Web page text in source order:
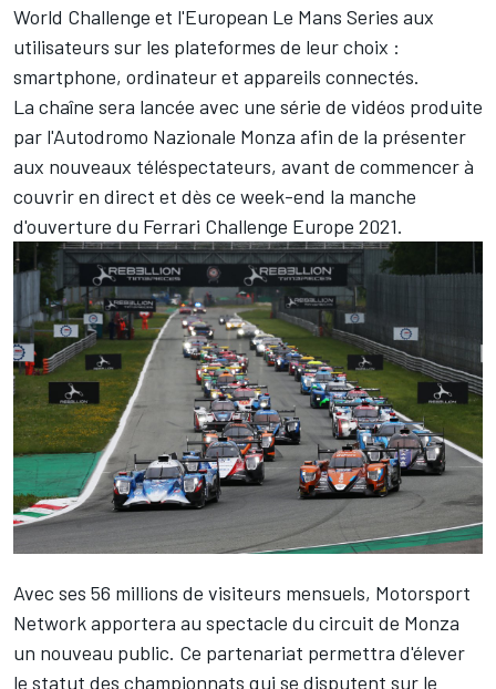
World Challenge et l'European Le Mans Series aux
utilisateurs sur les plateformes de leur choix :
smartphone, ordinateur et appareils connectés.
La chaîne sera lancée avec une série de vidéos produite
par l'Autodromo Nazionale Monza afin de la présenter
aux nouveaux téléspectateurs, avant de commencer à
couvrir en direct et dès ce week-end la manche
d'ouverture du Ferrari Challenge Europe 2021.
Avec ses 56 millions de visiteurs mensuels, Motorsport
Network apportera au spectacle du circuit de Monza
un nouveau public. Ce partenariat permettra d'élever
le statut des championnats qui se disputent sur le